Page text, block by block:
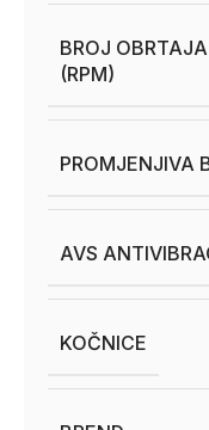
BROJ
(RPM)
PROMJENJIVA
AVS
KOČNICE